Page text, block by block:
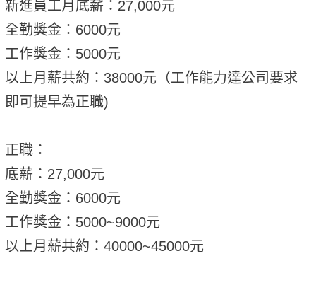
新進員工月底薪：27,000元
全勤獎金：6000元
工作獎金：5000元
以上月薪共約：38000元（工作能力達公司要求
即可提早為正職)
正職：
底薪：27,000元
全勤獎金：6000元
工作獎金：5000~9000元
以上月薪共約：40000~45000元